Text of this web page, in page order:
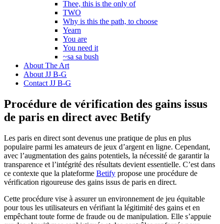
Thee, this is the only of
TWO
Why is this the path, to choose
Yearn
You are
You need it
~sa sa bush
About The Art
About JJ B-G
Contact JJ B-G
Procédure de vérification des gains issus
de paris en direct avec Betify
Les paris en direct sont devenus une pratique de plus en plus
populaire parmi les amateurs de jeux d’argent en ligne. Cependant,
avec l’augmentation des gains potentiels, la nécessité de garantir la
transparence et l’intégrité des résultats devient essentielle. C’est dans
ce contexte que la plateforme Betify propose une procédure de
vérification rigoureuse des gains issus de paris en direct.
Cette procédure vise à assurer un environnement de jeu équitable
pour tous les utilisateurs en vérifiant la légitimité des gains et en
empêchant toute forme de fraude ou de manipulation. Elle s’appuie